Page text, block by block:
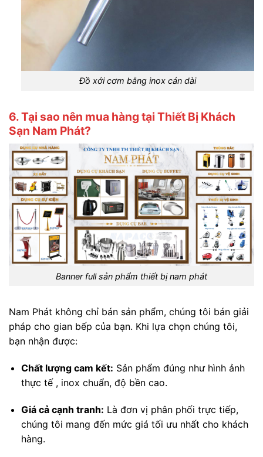
Đồ xới cơm bằng inox cán dài
6. Tại sao nên mua hàng tại Thiết Bị Khách
Sạn Nam Phát?
Banner full sản phẩm thiết bị nam phát
Nam Phát không chỉ bán sản phẩm, chúng tôi bán giải
pháp cho gian bếp của bạn. Khi lựa chọn chúng tôi,
bạn nhận được:
Chất lượng cam kết: Sản phẩm đúng như hình ảnh
thực tế , inox chuẩn, độ bền cao.
Giá cả cạnh tranh: Là đơn vị phân phối trực tiếp,
chúng tôi mang đến mức giá tối ưu nhất cho khách
hàng.